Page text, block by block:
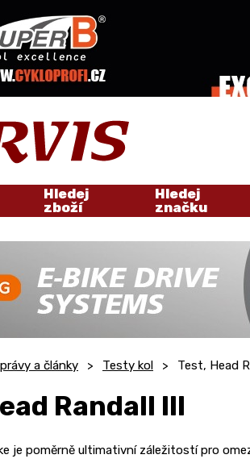
Hledej
zboží
Hledej
značku
a články Testy kol Test, Head
Randall III
je poměrně ultimativní záležitostí pro